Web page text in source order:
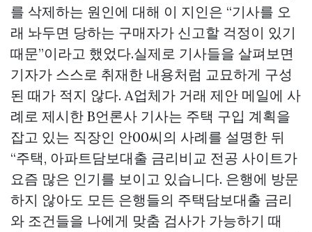
를 삭제하는 원인에 대해 이 지인은 “기사를 오
래 놔두면 당하는 구매자가 신고할 걱정이 있기
때문”이라고 했었다.실제로 기사들을 살펴보면
기자가 스스로 취재한 내용처럼 교묘하게 구성
된 때가 적지 않다. A업체가 거래 제안 메일에 사
례로 제시한 B언론사 기사는 주택 구입 계획을
잡고 있는 직장인 안00씨의 사례를 설명한 뒤
“주택, 아파트담보대출 금리비교 전공 사이트가
요즘 많은 인기를 보이고 있습니다. 은행에 방문
하지 않아도 모든 은행들의 주택담보대출 금리
와 조건들을 나에게 맞춤 검사가 가능하기 때